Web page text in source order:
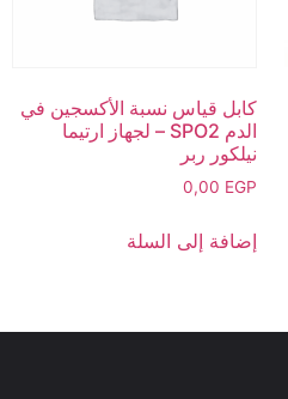
كابل قياس نسبة الأكسجين في
الدم SPO2 – لجهاز ارتيما
نيلكور ربر
0,00EGP
إضافة إلى السلة